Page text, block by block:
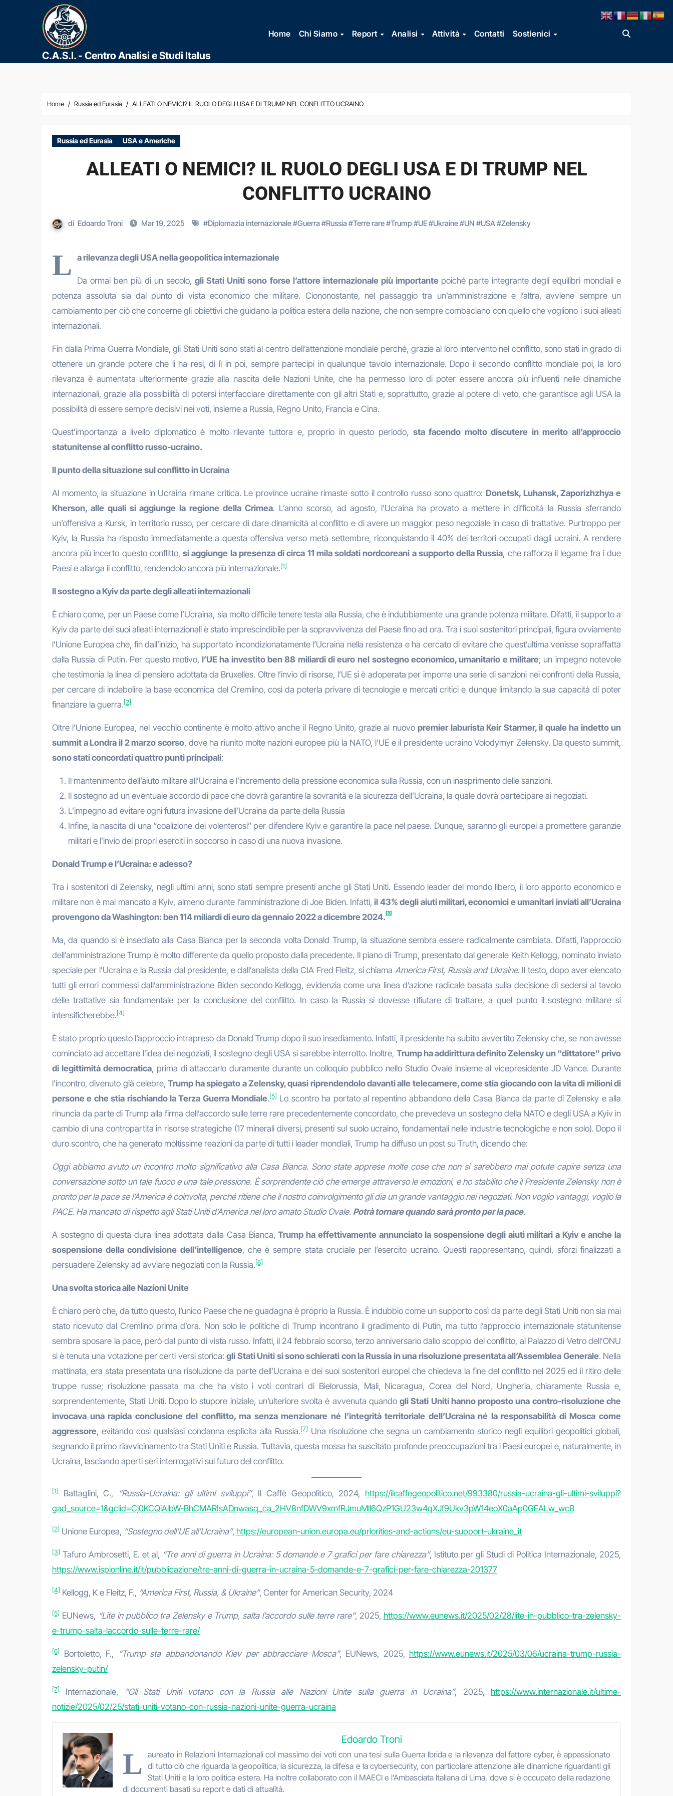
contenuto
C.A.S.I. - Centro Analisi e Studi Italus
Home Chi Siamo Report Analisi Attività Contatti Sostienici
Home Russia ed Eurasia ALLEATI O NEMICI? IL RUOLO DEGLI USA E DI TRUMP NEL CONFLITTO UCRAINO
Russia ed Eurasia USA e Americhe
ALLEATI O NEMICI? IL RUOLO DEGLI USA E DI TRUMP NEL
CONFLITTO UCRAINO
di Edoardo Troni Mar 19, 2025 #Diplomazia internazionale#Guerra#Russia#Terre rare#Trump#UE#Ukraine#UN #USA#Zelensky
L a rilevanza degli USA nella geopolitica internazionale
Da ormai ben più di un secolo,gli Stati Uniti sono forse l’attore internazionale più importante poiché parte integrante degli equilibri mondiali e
potenza assoluta sia dal punto di vista economico che militare. Ciononostante, nel passaggio tra un’amministrazione e l’altra, avviene sempre un
cambiamento per ciò che concerne gli obiettivi che guidano la politica estera della nazione, che non sempre combaciano con quello che vogliono i suoi alleati
internazionali.
Fin dalla Prima Guerra Mondiale, gli Stati Uniti sono stati al centro dell’attenzione mondiale perché, grazie al loro intervento nel conflitto, sono stati in grado di
ottenere un grande potere che li ha resi, di lì in poi, sempre partecipi in qualunque tavolo internazionale. Dopo il secondo conflitto mondiale poi, la loro
rilevanza è aumentata ulteriormente grazie alla nascita delle Nazioni Unite, che ha permesso loro di poter essere ancora più influenti nelle dinamiche
internazionali, grazie alla possibilità di potersi interfacciare direttamente con gli altri Stati e, soprattutto, grazie al potere di veto, che garantisce agli USA la
possibilità di essere sempre decisivi nei voti, insieme a Russia, Regno Unito, Francia e Cina.
Quest’importanza a livello diplomatico è molto rilevante tuttora e, proprio in questo periodo, sta facendo molto discutere in merito all’approccio
statunitense al conflitto russo-ucraino.
Il punto della situazione sul conflitto in Ucraina
Al momento, la situazione in Ucraina rimane critica. Le province ucraine rimaste sotto il controllo russo sono quattro: Donetsk, Luhansk, Zaporizhzhya e
Kherson, alle quali si aggiunge la regione della Crimea. L’anno scorso, ad agosto, l’Ucraina ha provato a mettere in difficoltà la Russia sferrando
un’offensiva a Kursk, in territorio russo, per cercare di dare dinamicità al conflitto e di avere un maggior peso negoziale in caso di trattative. Purtroppo per
Kyiv, la Russia ha risposto immediatamente a questa offensiva verso metà settembre, riconquistando il 40% dei territori occupati dagli ucraini. A rendere
ancora più incerto questo conflitto,si aggiunge la presenza di circa 11 mila soldati nordcoreani a supporto della Russia, che rafforza il legame fra i due
Paesi e allarga il conflitto, rendendolo ancora più internazionale.[1]
Il sostegno a Kyiv da parte degli alleati internazionali
È chiaro come, per un Paese come l’Ucraina, sia molto difficile tenere testa alla Russia, che è indubbiamente una grande potenza militare. Difatti, il supporto a
Kyiv da parte dei suoi alleati internazionali è stato imprescindibile per la sopravvivenza del Paese fino ad ora. Tra i suoi sostenitori principali, figura ovviamente
l’Unione Europea che, fin dall’inizio, ha supportato incondizionatamente l’Ucraina nella resistenza e ha cercato di evitare che quest’ultima venisse sopraffatta
dalla Russia di Putin. Per questo motivo, l’UE ha investito ben 88 miliardi di euro nel sostegno economico, umanitario e militare; un impegno notevole
che testimonia la linea di pensiero adottata da Bruxelles. Oltre l’invio di risorse, l’UE si è adoperata per imporre una serie di sanzioni nei confronti della Russia,
per cercare di indebolire la base economica del Cremlino, così da poterla privare di tecnologie e mercati critici e dunque limitando la sua capacità di poter
finanziare la guerra.[2]
Oltre l’Unione Europea, nel vecchio continente è molto attivo anche il Regno Unito, grazie al nuovopremier laburista Keir Starmer, il quale ha indetto un
summit a Londra il 2 marzo scorso, dove ha riunito molte nazioni europee più la NATO, l’UE e il presidente ucraino Volodymyr Zelensky. Da questo summit,
sono stati concordati quattro punti principali:
Il mantenimento dell’aiuto militare all’Ucraina e l’incremento della pressione economica sulla Russia, con un inasprimento delle sanzioni.
Il sostegno ad un eventuale accordo di pace che dovrà garantire la sovranità e la sicurezza dell’Ucraina, la quale dovrà partecipare ai negoziati.
L’impegno ad evitare ogni futura invasione dell’Ucraina da parte della Russia
Infine, la nascita di una “coalizione dei volenterosi” per difendere Kyiv e garantire la pace nel paese. Dunque, saranno gli europei a promettere garanzie
militari e l’invio dei propri eserciti in soccorso in caso di una nuova invasione.
Donald Trump e l’Ucraina: e adesso?
Tra i sostenitori di Zelensky, negli ultimi anni, sono stati sempre presenti anche gli Stati Uniti. Essendo leader del mondo libero, il loro apporto economico e
militare non è mai mancato a Kyiv, almeno durante l’amministrazione di Joe Biden. Infatti,il 43% degli aiuti militari, economici e umanitari inviati all’Ucraina
provengono da Washington: ben 114 miliardi di euro da gennaio 2022 a dicembre 2024.[3]
Ma, da quando si è insediato alla Casa Bianca per la seconda volta Donald Trump, la situazione sembra essere radicalmente cambiata. Difatti, l’approccio
dell’amministrazione Trump è molto differente da quello proposto dalla precedente. Il piano di Trump, presentato dal generale Keith Kellogg, nominato inviato
speciale per l’Ucraina e la Russia dal presidente, e dall’analista della CIA Fred Fleitz, si chiama America First, Russia and Ukraine. Il testo, dopo aver elencato
tutti gli errori commessi dall’amministrazione Biden secondo Kellogg, evidenzia come una linea d’azione radicale basata sulla decisione di sedersi al tavolo
delle trattative sia fondamentale per la conclusione del conflitto. In caso la Russia si dovesse rifiutare di trattare, a quel punto il sostegno militare si
intensificherebbe.[4]
È stato proprio questo l’approccio intrapreso da Donald Trump dopo il suo insediamento. Infatti, il presidente ha subito avvertito Zelensky che, se non avesse
cominciato ad accettare l’idea dei negoziati, il sostegno degli USA si sarebbe interrotto. Inoltre, Trump ha addirittura definito Zelensky un “dittatore” privo
di legittimità democratica, prima di attaccarlo duramente durante un colloquio pubblico nello Studio Ovale insieme al vicepresidente JD Vance. Durante
l’incontro, divenuto già celebre,Trump ha spiegato a Zelensky, quasi riprendendolo davanti alle telecamere, come stia giocando con la vita di milioni di
persone e che stia rischiando la Terza Guerra Mondiale.[5] Lo scontro ha portato al repentino abbandono della Casa Bianca da parte di Zelensky e alla
rinuncia da parte di Trump alla firma dell’accordo sulle terre rare precedentemente concordato, che prevedeva un sostegno della NATO e degli USA a Kyiv in
cambio di una contropartita in risorse strategiche (17 minerali diversi, presenti sul suolo ucraino, fondamentali nelle industrie tecnologiche e non solo). Dopo il
duro scontro, che ha generato moltissime reazioni da parte di tutti i leader mondiali, Trump ha diffuso un post su Truth, dicendo che:
Oggi abbiamo avuto un incontro molto significativo alla Casa Bianca. Sono state apprese molte cose che non si sarebbero mai potute capire senza una
conversazione sotto un tale fuoco e una tale pressione. È sorprendente ciò che emerge attraverso le emozioni, e ho stabilito che il Presidente Zelensky non è
pronto per la pace se l’America è coinvolta, perché ritiene che il nostro coinvolgimento gli dia un grande vantaggio nei negoziati. Non voglio vantaggi, voglio la
PACE. Ha mancato di rispetto agli Stati Uniti d’America nel loro amato Studio Ovale. Potrà tornare quando sarà pronto per la pace.
A sostegno di questa dura linea adottata dalla Casa Bianca,Trump ha effettivamente annunciato la sospensione degli aiuti militari a Kyiv e anche la
sospensione della condivisione dell’intelligence, che è sempre stata cruciale per l’esercito ucraino. Questi rappresentano, quindi, sforzi finalizzati a
persuadere Zelensky ad avviare negoziati con la Russia.[6]
Una svolta storica alle Nazioni Unite
È chiaro però che, da tutto questo, l’unico Paese che ne guadagna è proprio la Russia. È indubbio come un supporto così da parte degli Stati Uniti non sia mai
stato ricevuto dal Cremlino prima d’ora. Non solo le politiche di Trump incontrano il gradimento di Putin, ma tutto l’approccio internazionale statunitense
sembra sposare la pace, però dal punto di vista russo. Infatti, il 24 febbraio scorso, terzo anniversario dallo scoppio del conflitto, al Palazzo di Vetro dell’ONU
si è tenuta una votazione per certi versi storica:gli Stati Uniti si sono schierati con la Russia in una risoluzione presentata all’Assemblea Generale. Nella
mattinata, era stata presentata una risoluzione da parte dell’Ucraina e dei suoi sostenitori europei che chiedeva la fine del conflitto nel 2025 ed il ritiro delle
truppe russe; risoluzione passata ma che ha visto i voti contrari di Bielorussia, Mali, Nicaragua, Corea del Nord, Ungheria, chiaramente Russia e,
sorprendentemente, Stati Uniti. Dopo lo stupore iniziale, un’ulteriore svolta è avvenuta quandogli Stati Uniti hanno proposto una contro-risoluzione che
invocava una rapida conclusione del conflitto, ma senza menzionare né l’integrità territoriale dell’Ucraina né la responsabilità di Mosca come
aggressore, evitando così qualsiasi condanna esplicita alla Russia.[7] Una risoluzione che segna un cambiamento storico negli equilibri geopolitici globali,
segnando il primo riavvicinamento tra Stati Uniti e Russia. Tuttavia, questa mossa ha suscitato profonde preoccupazioni tra i Paesi europei e, naturalmente, in
Ucraina, lasciando aperti seri interrogativi sul futuro del conflitto.
[1] Battaglini, C., “Russia-Ucraina: gli ultimi sviluppi”, Il Caffè Geopolitico, 2024, https://ilcaffegeopolitico.net/993380/russia-ucraina-gli-ultimi-sviluppi?
gad_source=1&gclid=Cj0KCQiAlbW-BhCMARIsADnwasq_ca_2HV8nfDWV9xmfRJmuMll6QzP1GU23w4qXJf9Ukv3pW14eoX0aAp0GEALw_wcB
[2] Unione Europea, “Sostegno dell’UE all’Ucraina”, https://european-union.europa.eu/priorities-and-actions/eu-support-ukraine_it
[3] Tafuro Ambrosetti, E. et al, “Tre anni di guerra in Ucraina: 5 domande e 7 grafici per fare chiarezza”, Istituto per gli Studi di Politica Internazionale, 2025,
https://www.ispionline.it/it/pubblicazione/tre-anni-di-guerra-in-ucraina-5-domande-e-7-grafici-per-fare-chiarezza-201377
[4] Kellogg, K e Fleitz, F., “America First, Russia, & Ukraine”, Center for American Security, 2024
[5] EUNews, “Lite in pubblico tra Zelensky e Trump, salta l’accordo sulle terre rare”, 2025, https://www.eunews.it/2025/02/28/lite-in-pubblico-tra-zelensky-
e-trump-salta-laccordo-sulle-terre-rare/
[6] Bortoletto, F., “Trump sta abbandonando Kiev per abbracciare Mosca”, EUNews, 2025, https://www.eunews.it/2025/03/06/ucraina-trump-russia-
zelensky-putin/
[7] Internazionale, “Gli Stati Uniti votano con la Russia alle Nazioni Unite sulla guerra in Ucraina”, 2025, https://www.internazionale.it/ultime-
notizie/2025/02/25/stati-uniti-votano-con-russia-nazioni-unite-guerra-ucraina
Edoardo Troni
L aureato in Relazioni Internazionali col massimo dei voti con una tesi sulla Guerra Ibrida e la rilevanza del fattore cyber, è appassionato
di tutto ciò che riguarda la geopolitica, la sicurezza, la difesa e la cybersecurity, con particolare attenzione alle dinamiche riguardanti gli
Stati Uniti e la loro politica estera. Ha inoltre collaborato con il MAECI e l’Ambasciata Italiana di Lima, dove si è occupato della redazione
di documenti basati su report e dati di attualità.